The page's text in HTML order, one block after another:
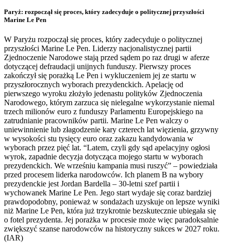
Paryż: rozpoczął się proces, który zadecyduje o politycznej przyszłości
Marine Le Pen
W Paryżu rozpoczął się proces, który zadecyduje o politycznej
przyszłości Marine Le Pen. Liderzy nacjonalistycznej partii
Zjednoczenie Narodowe stają przed sądem po raz drugi w aferze
dotyczącej defraudacji unijnych funduszy. Pierwszy proces
zakończył się porażką Le Pen i wykluczeniem jej ze startu w
przyszłorocznych wyborach prezydenckich. Apelację od
pierwszego wyroku złożyło jedenastu polityków Zjednoczenia
Narodowego, którym zarzuca się nielegalne wykorzystanie niemal
trzech milionów euro z funduszy Parlamentu Europejskiego na
zatrudnianie pracowników partii. Marine Le Pen walczy o
uniewinnienie lub złagodzenie kary czterech lat więzienia, grzywny
w wysokości stu tysięcy euro oraz zakazu kandydowania w
wyborach przez pięć lat. “Latem, czyli gdy sąd apelacyjny ogłosi
wyrok, zapadnie decyzja dotycząca mojego startu w wyborach
prezydenckich. We wrześniu kampania musi ruszyć” – powiedziała
przed procesem liderka narodowców. Ich planem B na wybory
prezydenckie jest Jordan Bardella – 30-letni szef partii i
wychowanek Marine Le Pen. Jego start wydaje się coraz bardziej
prawdopodobny, ponieważ w sondażach uzyskuje on lepsze wyniki
niż Marine Le Pen, która już trzykrotnie bezskutecznie ubiegała się
o fotel prezydenta. Jej porażka w procesie może więc paradoksalnie
zwiększyć szanse narodowców na historyczny sukces w 2027 roku.
(IAR)